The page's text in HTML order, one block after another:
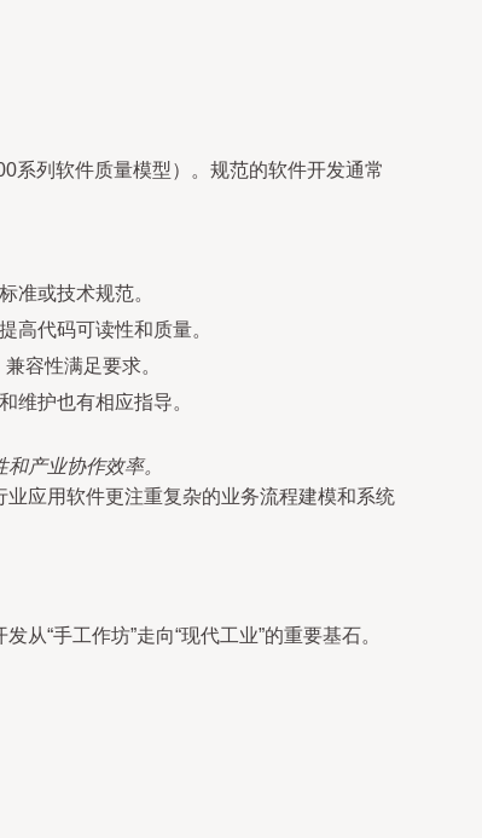
系列软件质量模型）。规范的软件开发通常
准或技术规范。
高代码可读性和质量。
容性满足要求。
维护也有相应指导。
产业协作效率。
应用软件更注重复杂的业务流程建模和系统
“手工作坊”走向“现代工业”的重要基石。